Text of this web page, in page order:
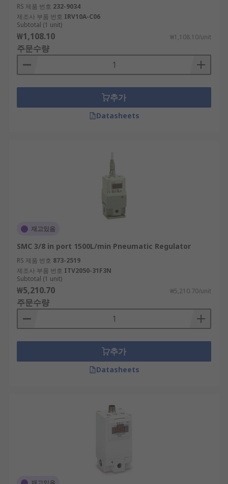
RS 제품 번호 232-9034
제조사 부품 번호 IRV10A-C06
Subtotal (1 unit)
₩1,108.10 ₩1,108.10/unit
주문수량
추가
Datasheets
재고있음
SMC 3/8 in port 1500L/min Pneumatic Regulator
RS 제품 번호 873-2519
제조사 부품 번호 ITV2050-31F3N
Subtotal (1 unit)
₩5,210.70 ₩5,210.70/unit
주문수량
추가
Datasheets